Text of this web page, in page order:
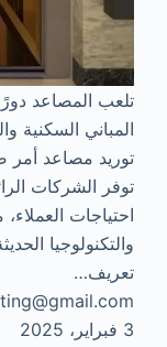
تلعب المصاعد
المباني السكنية
توريد مصاعد أمر
توفر الشركات
احتياجات
والتكنولوجيا
تعريف…
3 فبراير، 2025